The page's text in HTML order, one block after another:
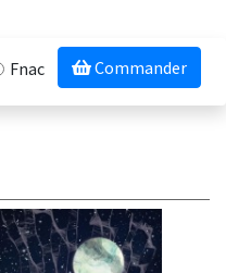
Fnac Commander